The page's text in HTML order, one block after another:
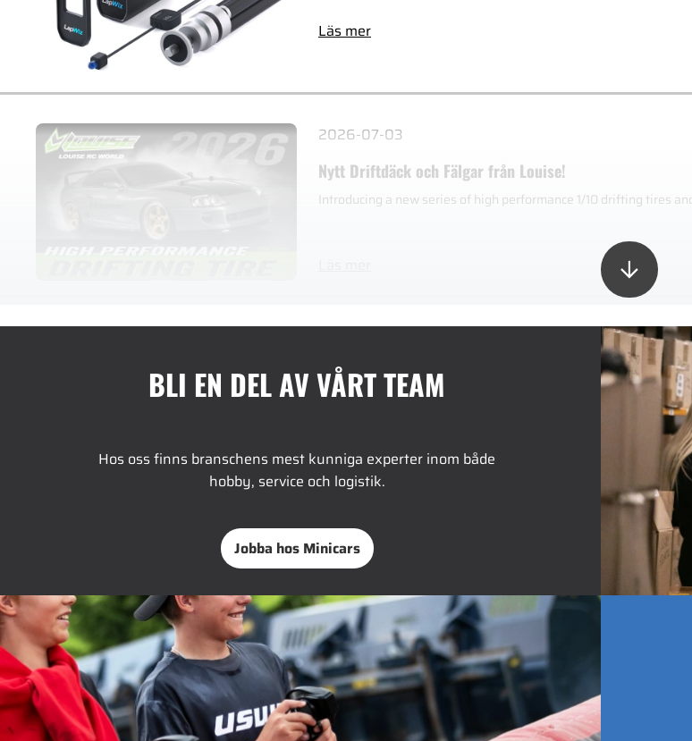
Läs mer
2026-07-03
Nytt Driftdäck och Fälgar från Louise!
Introducing a new series of high performance 1/10 drifting tires
BLI EN DEL AV VÅRT TEAM
Hos oss finns branschens mest kunniga experter inom både
hobby, service och logistik.
Jobba hos Minicars